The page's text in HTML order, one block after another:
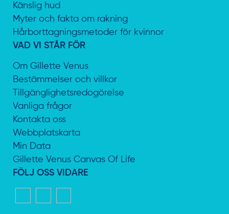
Känslig hud
Myter och fakta om rakning
Hårborttagningsmetoder för kvinnor
VAD VI STÅR FÖR
Om Gillette Venus
Bestämmelser och villkor
Tillgänglighetsredogörelse
Vanliga frågor
Kontakta oss
Webbplatskarta
Min Data
Gillette Venus Canvas Of Life
FÖLJ OSS VIDARE